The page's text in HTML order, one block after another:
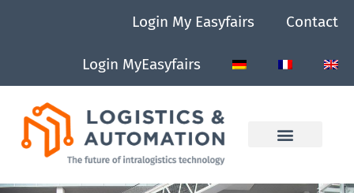
Login My Easyfairs Contact
Login MyEasyfairs